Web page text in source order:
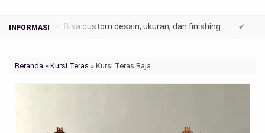
✔ Bisa custom desain, ukuran, dan finishing ✔ Finishing
Beranda » Kursi Teras » Kursi Teras Raja